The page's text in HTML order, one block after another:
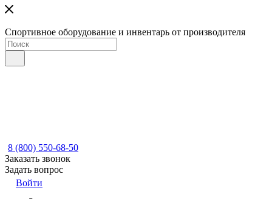
Спортивное оборудование и инвентарь от производителя
8 (800) 550-68-50
Заказать звонок
Задать вопрос
Войти